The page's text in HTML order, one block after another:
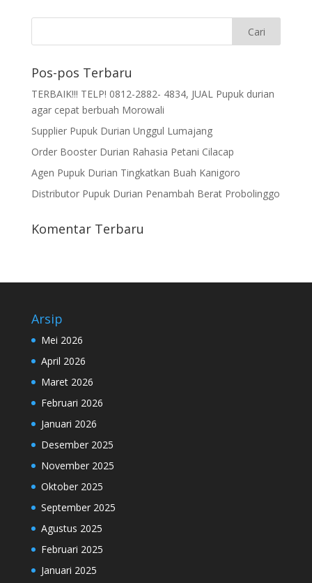
Pos-pos Terbaru
TERBAIK!!! TELP! 0812-2882- 4834, JUAL Pupuk durian
agar cepat berbuah Morowali
Supplier Pupuk Durian Unggul Lumajang
Order Booster Durian Rahasia Petani Cilacap
Agen Pupuk Durian Tingkatkan Buah Kanigoro
Distributor Pupuk Durian Penambah Berat Probolinggo
Komentar Terbaru
Arsip
Mei 2026
April 2026
Maret 2026
Februari 2026
Januari 2026
Desember 2025
November 2025
Oktober 2025
September 2025
Agustus 2025
Februari 2025
Januari 2025